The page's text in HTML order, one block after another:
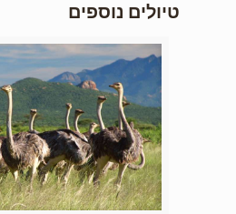
טיולים נוספים